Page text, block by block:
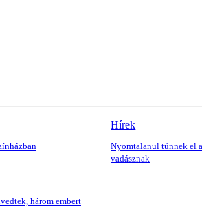
Hírek
Nyomtalanul tűnnek el
vadásznak
három embert